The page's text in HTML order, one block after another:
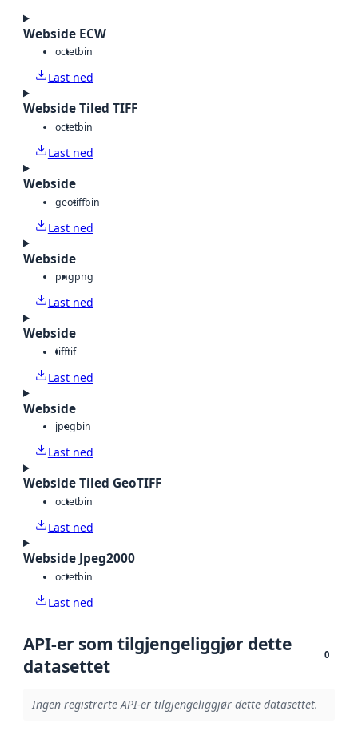
Webside ECW
octetbin
Last ned
Webside Tiled TIFF
octetbin
Last ned
Webside
geotiffbin
Last ned
Webside
pngpng
Last ned
Webside
tifftif
Last ned
Webside
jpegbin
Last ned
Webside Tiled GeoTIFF
octetbin
Last ned
Webside Jpeg2000
octetbin
Last ned
API-er som tilgjengeliggjør dette
datasettet
0
Ingen registrerte API-er tilgjengeliggjør dette datasettet.